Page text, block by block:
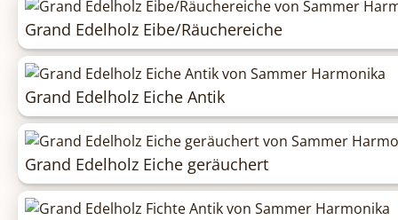
Grand Edelholz Eibe/Räuchereiche
Grand Edelholz Eiche Antik
Grand Edelholz Eiche geräuchert